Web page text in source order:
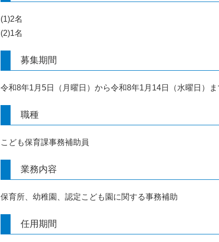
(1)2名
(2)1名
募集期間
令和8年1月5日（月曜日）から令和8年1月14日（水曜日）ま
職種
こども保育課事務補助員
業務内容
保育所、幼稚園、認定こども園に関する事務補助
任用期間